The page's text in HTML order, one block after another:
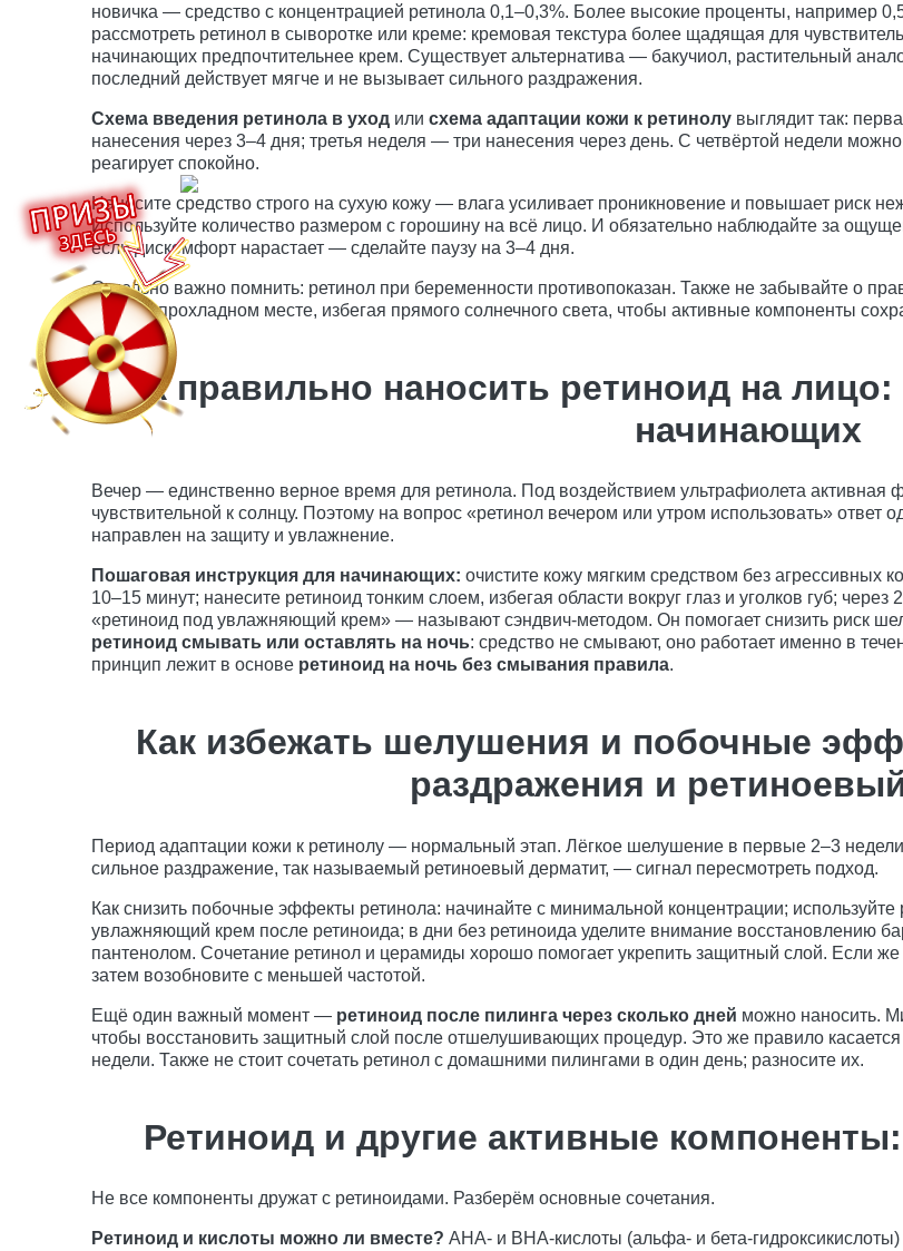
новичка — средство с концентрацией ретинола 0,1–0,3%. Более высокие проценты, например
рассмотреть ретинол в сыворотке или креме: кремовая текстура более щадящая для
начинающих предпочтительнее крем. Существует альтернатива — бакучиол, растительный
последний действует мягче и не вызывает сильного раздражения.
Схема введения ретинола в уход или схема адаптации кожи к ретинолу выглядит так:
нанесения через 3–4 дня; третья неделя — три нанесения через день. С четвёртой недели
реагирует спокойно.
Наносите средство строго на сухую кожу — влага усиливает проникновение и повышает риск
Используйте количество размером с горошину на всё лицо. И обязательно наблюдайте за
если дискомфорт нарастает — сделайте паузу на 3–4 дня.
Отдельно важно помнить: ретинол при беременности противопоказан. Также не забывайте о
тёмном прохладном месте, избегая прямого солнечного света, чтобы активные компоненты
Как правильно наносить ретиноид на
начинающих
Вечер — единственно верное время для ретинола. Под воздействием ультрафиолета активная
чувствительной к солнцу. Поэтому на вопрос «ретинол вечером или утром использовать»
направлен на защиту и увлажнение.
Пошаговая инструкция для начинающих: очистите кожу мягким средством без агрессивных
10–15 минут; нанесите ретиноид тонким слоем, избегая области вокруг глаз и уголков губ;
«ретиноид под увлажняющий крем» — называют сэндвич-методом. Он помогает снизить риск
ретиноид смывать или оставлять на ночь: средство не смывают, оно работает именно в
принцип лежит в основе ретиноид на ночь без смывания правила.
Как избежать шелушения и побочные
раздражения и
Период адаптации кожи к ретинолу — нормальный этап. Лёгкое шелушение в первые 2–3
сильное раздражение, так называемый ретиноевый дерматит, — сигнал пересмотреть подход.
Как снизить побочные эффекты ретинола: начинайте с минимальной концентрации;
увлажняющий крем после ретиноида; в дни без ретиноида уделите внимание восстановлению
пантенолом. Сочетание ретинол и церамиды хорошо помогает укрепить защитный слой. Если
затем возобновите с меньшей частотой.
Ещё один важный момент — ретиноид после пилинга через сколько дней можно наносить.
чтобы восстановить защитный слой после отшелушивающих процедур. Это же правило
недели. Также не стоит сочетать ретинол с домашними пилингами в один день; разносите их.
Ретиноид и другие активные
Не все компоненты дружат с ретиноидами. Разберём основные сочетания.
Ретиноид и кислоты можно ли вместе? AHA- и BHA-кислоты (альфа- и бета-